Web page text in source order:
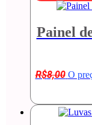
Painel
R$8,00 O